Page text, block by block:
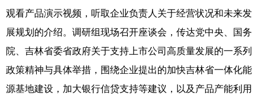
观看产品演示视频，听取企业负责人关于经营状况和未来发
展规划的介绍。调研组现场召开座谈会，传达党中央、国务
院、吉林省委省政府关于支持上市公司高质量发展的一系列
政策精神与具体举措，围绕企业提出的加快吉林省一体化能
源基地建设，加大银行信贷支持等建议，以及产品产能利用